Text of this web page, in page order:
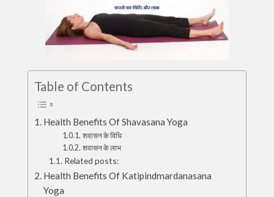
Table of Contents
Health Benefits Of Shavasana Yoga
शवासन के विधि
शवासन के लाभ
Related posts:
Health Benefits Of Katipindmardanasana
Yoga